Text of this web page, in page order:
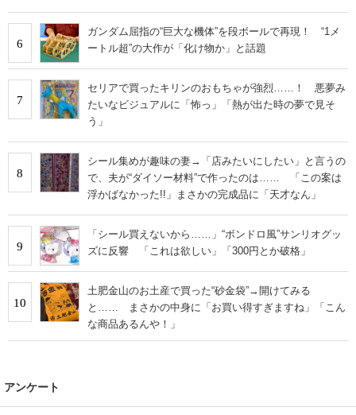
6
ガンダム屈指の“巨大な機体”を段ボールで再現！ “1メ
ートル超”の大作が「化け物か」と話題
7
セリアで買ったキリンのおもちゃが強烈……！ 悪夢み
たいなビジュアルに「怖っ」「熱が出た時の夢で見そ
う」
8
シール集めが趣味の妻→「店みたいにしたい」と言うの
で、夫が“ダイソー材料”で作ったのは…… 「この案は
浮かばなかった!!」まさかの完成品に「天才なん」
9
「シール買えないから……」“ボンドロ風”サンリオグッ
ズに反響 「これは欲しい」「300円とか破格」
10
土肥金山のお土産で買った“砂金袋”→開けてみる
と…… まさかの中身に「お買い得すぎますね」「こん
な商品あるんや！」
アンケート